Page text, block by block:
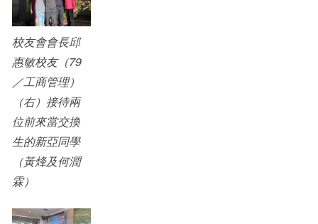
校友會會長邱
惠敏校友（79
／工商管理）
（右）接待兩
位前來當交換
生的新亞同學
（黃烽及何潤
霖）